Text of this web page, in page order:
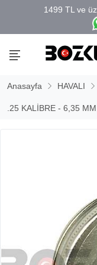
Anasayfa HAVALI
.25 KALİBRE - 6,35